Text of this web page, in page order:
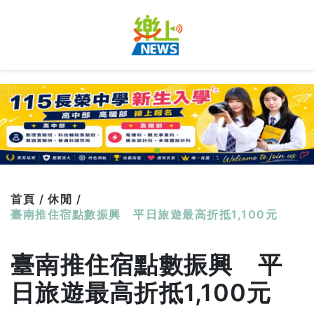
首頁 / 休閒 /
臺南推住宿點數振興 平日旅遊最高折抵1,100元
臺南推住宿點數振興 平
日旅遊最高折抵1,100元